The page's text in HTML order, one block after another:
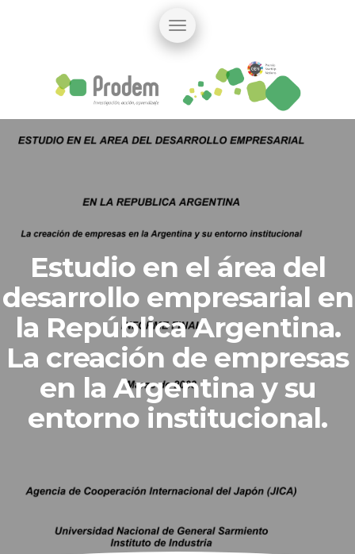
Estudio en el área del
desarrollo empresarial en
la República Argentina.
La creación de empresas
en la Argentina y su
entorno institucional.